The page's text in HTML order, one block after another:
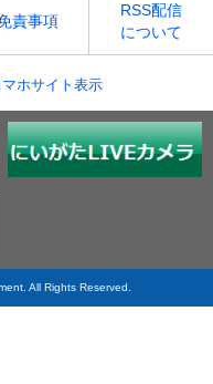
責事項
RSS配信
について
マホサイト表示
All Rights Reserved.